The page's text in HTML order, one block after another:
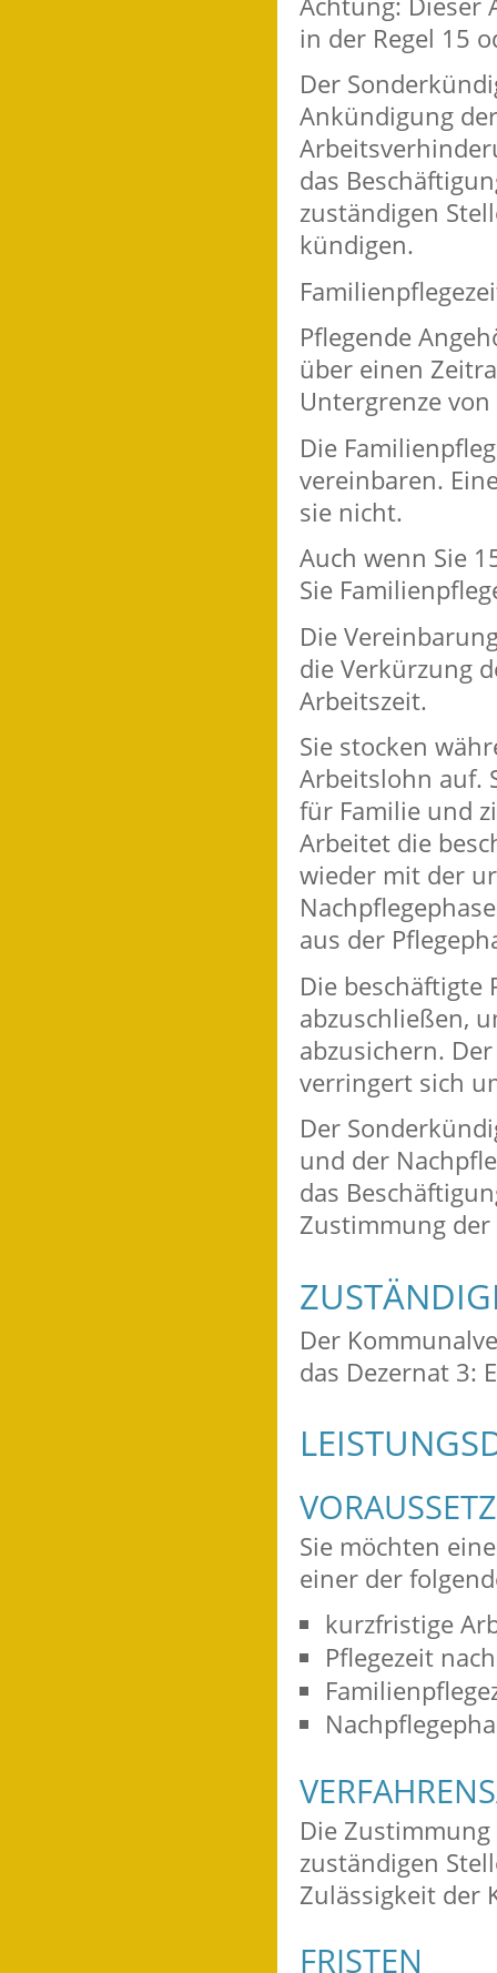
in der Regel 15
Der
Ankündigung
das
zuständigen
kündigen.
Pflegende
über einen
Untergrenze
Die
vereinbaren.
sie nicht.
Auch wenn Sie
Sie
Die
die Verkürzung
Arbeitszeit.
Sie stocken
Arbeitslohn auf.
für Familie und
Arbeitet die
wieder mit der
aus der
Die beschäftigte
abzuschließen,
abzusichern.
verringert sich
Der
und der
das
Zustimmung
Der
das Dezernat 3:
Sie möchten
einer der
kurzfristige
Pflegezeit
Die
zuständigen
Zulässigkeit der
FRISTEN